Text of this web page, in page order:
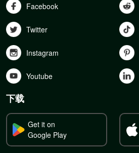
Facebook
Twitter
Instagram
Youtube
下载
Get it on
Google Play